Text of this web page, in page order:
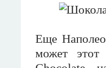
Еще
может